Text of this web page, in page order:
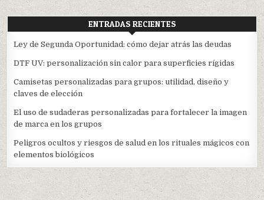
ENTRADAS RECIENTES
Ley de Segunda Oportunidad: cómo dejar atrás las deudas
DTF UV: personalización sin calor para superficies rígidas
Camisetas personalizadas para grupos: utilidad, diseño y
claves de elección
El uso de sudaderas personalizadas para fortalecer la imagen
de marca en los grupos
Peligros ocultos y riesgos de salud en los rituales mágicos con
elementos biológicos